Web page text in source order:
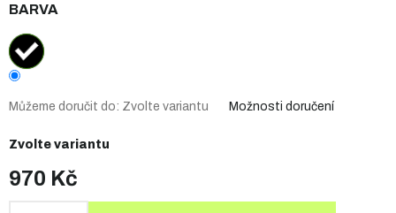
970 Kč
Zvolte variantu
BARVA
Můžeme doručit do: Zvolte variantu Možnosti doručení